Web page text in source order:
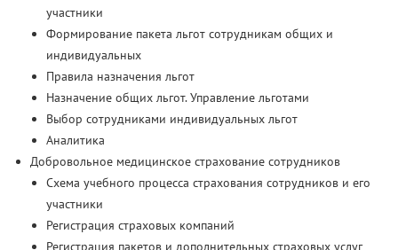
участники
Формирование пакета льгот сотрудникам общих и
индивидуальных
Правила назначения льгот
Назначение общих льгот. Управление льготами
Выбор сотрудниками индивидуальных льгот
Аналитика
Добровольное медицинское страхование сотрудников
Схема учебного процесса страхования сотрудников и его
участники
Регистрация страховых компаний
Регистрация пакетов и дополнительных страховых услуг